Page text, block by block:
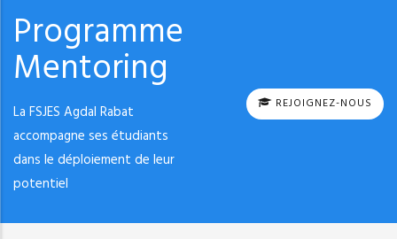
Programme
Mentoring
La FSJES Agdal Rabat
accompagne ses étudiants
dans le déploiement de leur
potentiel
REJOIGNEZ-NOUS